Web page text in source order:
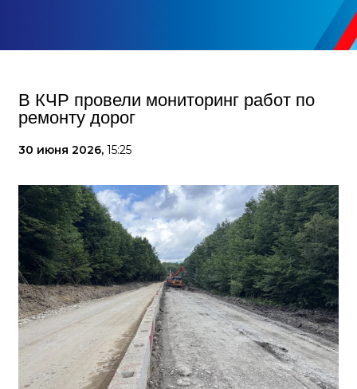
В КЧР провели мониторинг работ по
ремонту дорог
30 июня 2026, 15:25